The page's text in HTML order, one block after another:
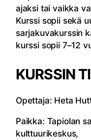
ajaksi tai vaikka
Kurssi sopii sekä
sarjakuvakurssin
kurssi sopii 7–12
KURSSIN
Opettaja: Heta
Paikka: Tapiolan
kulttuurikeskus,